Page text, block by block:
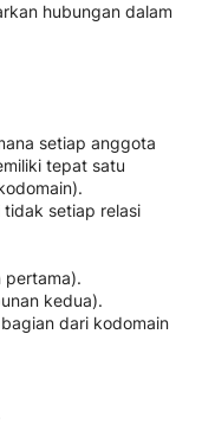
hubungan dalam
setiap anggota
tepat satu
setiap relasi
pertama).
kedua).
dari kodomain